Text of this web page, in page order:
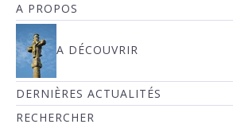
A PROPOS
A DÉCOUVRIR
DERNIÈRES ACTUALITÉS
RECHERCHER